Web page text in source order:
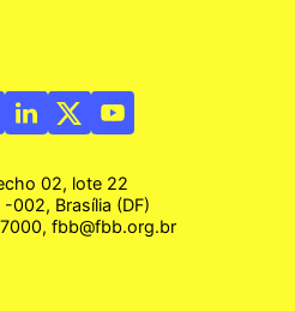
02, lote 22
002, Brasília (DF)
fbb@fbb.org.br